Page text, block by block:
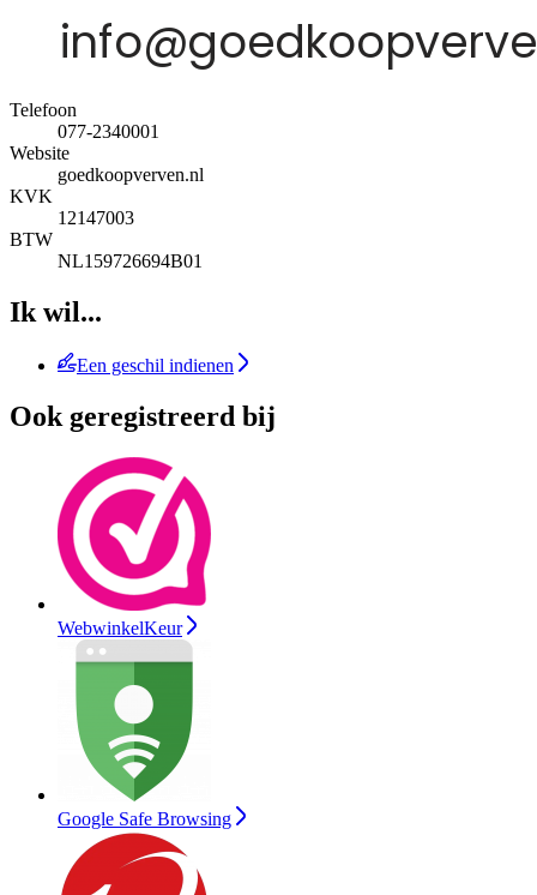
Telefoon
077-2340001
Website
goedkoopverven.nl
KVK
12147003
BTW
NL159726694B01
Ik wil...
Een geschil indienen
Ook geregistreerd bij
WebwinkelKeur
Google Safe Browsing